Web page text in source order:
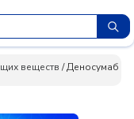
веществ /Деносумаб